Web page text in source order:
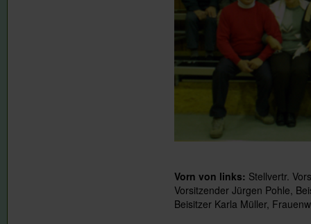
Vorn von links: Stellvertr.
Vorsitzender Jürgen Pohle,
Beisitzer Karla Müller,